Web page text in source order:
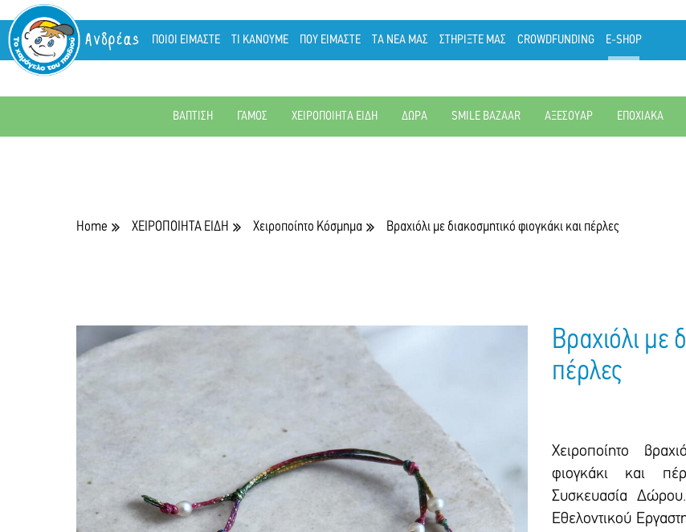
Ανδρέας ΠΟΙΟΙ ΕΙΜΑΣΤΕ ΤΙ ΚΑΝΟΥΜΕ ΠΟΥ ΕΙΜΑΣΤΕ ΤΑ ΝΕΑ ΜΑΣ ΣΤΗΡΙΞΤΕ ΜΑΣ CROWDFUNDING E-SHOP
ΒΑΠΤΙΣΗ ΓΑΜΟΣ ΧΕΙΡΟΠΟΙΗΤΑ ΕΙΔΗ ΔΩΡΑ SMILE BAZAAR ΑΞΕΣΟΥΑΡ ΕΠΟΧΙΑΚΑ
Home ΧΕΙΡΟΠΟΙΗΤΑ ΕΙΔΗ Χειροποίητο Κόσμημα Βραχιόλι με διακοσμητικό φιογκάκι και πέρλες
Βραχιόλι με
πέρλες
Χειροποίητο
φιογκάκι και
Συσκευασία
Εθελοντικού